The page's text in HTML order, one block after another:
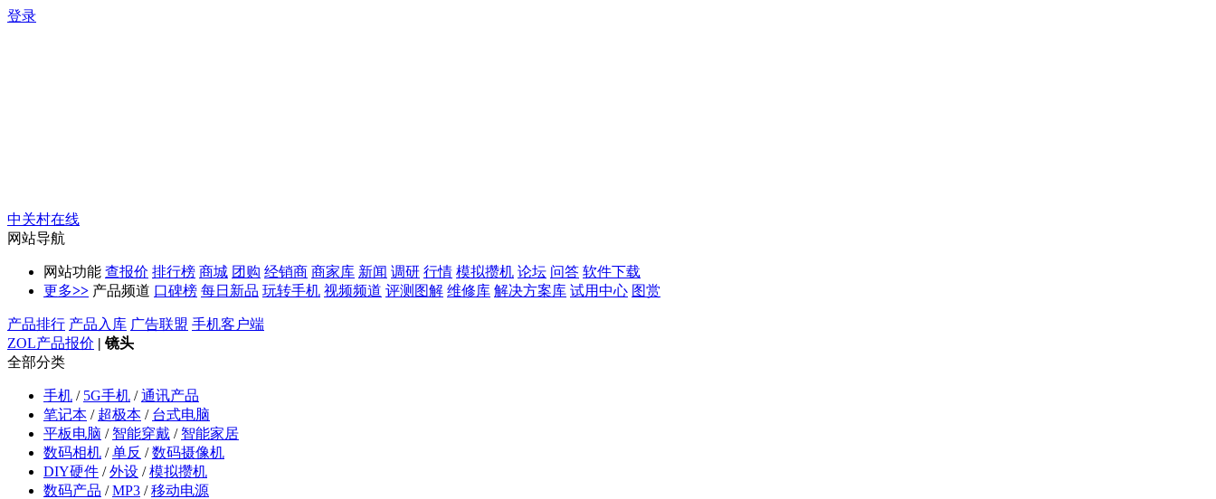
登录
中关村在线
网站导航
网站功能 查报价 排行榜 商城 团购 经销商 商家库 新闻 调研 行情 模拟攒机 论坛 问答 软件下载
更多>> 产品频道 口碑榜 每日新品 玩转手机 视频频道 评测图解 维修库 解决方案库 试用中心 图赏
产品排行 产品入库 广告联盟 手机客户端
ZOL产品报价 | 镜头
全部分类
手机 / 5G手机 /通讯产品
笔记本 / 超极本 / 台式电脑
平板电脑 / 智能穿戴 / 智能家居
数码相机 /单反 /数码摄像机
DIY硬件 /外设 /模拟攒机
数码产品 /MP3 /移动电源